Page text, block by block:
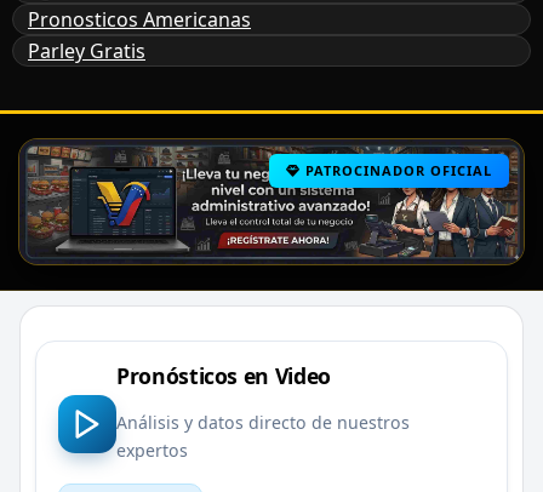
Pronosticos Americanas
Parley Gratis
PATROCINADOR OFICIAL
Pronósticos en Video
Análisis y datos directo de nuestros
expertos